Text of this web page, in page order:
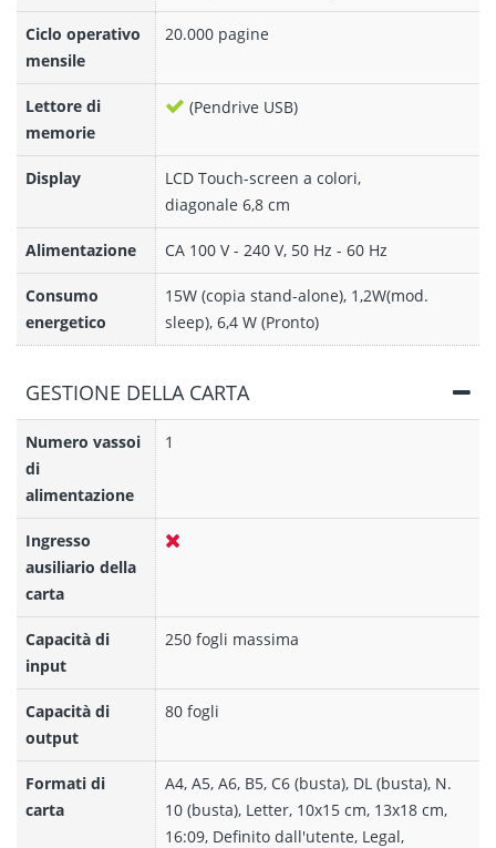
Ciclo operativo
mensile
20.000 pagine
Lettore di
memorie
(Pendrive USB)
Display
LCD Touch-screen a colori,
diagonale 6,8 cm
Alimentazione CA 100 V - 240 V, 50 Hz - 60 Hz
Consumo
energetico
15W (copia stand-alone), 1,2W(mod.
sleep), 6,4 W (Pronto)
GESTIONE DELLA CARTA
Numero vassoi
di
alimentazione
1
Ingresso
ausiliario della
carta
Capacità di
input
250 fogli massima
Capacità di
output
80 fogli
Formati di
carta
A4, A5, A6, B5, C6 (busta), DL (busta), N.
10 (busta), Letter, 10x15 cm, 13x18 cm,
16:09, Definito dall'utente, Legal,